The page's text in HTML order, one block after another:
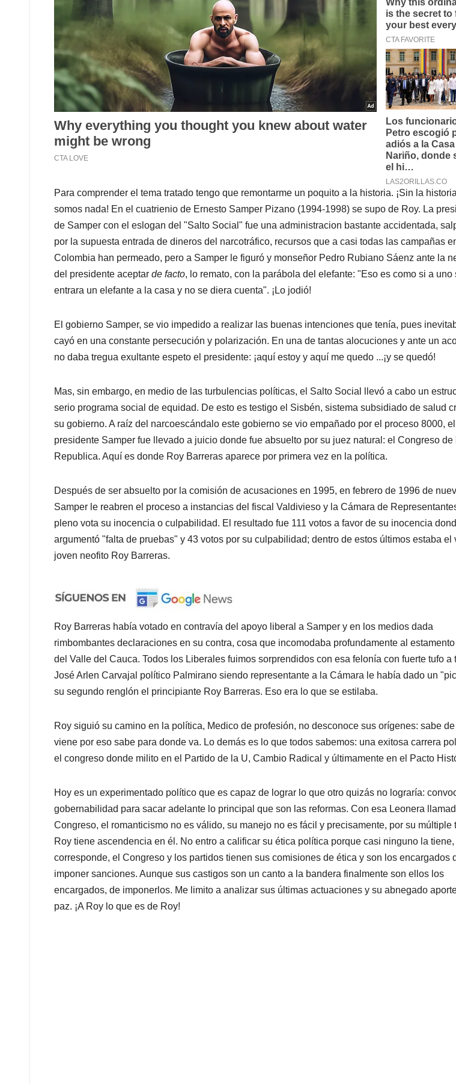
Para comprender el tema tratado tengo que remontarme un poquito a la historia. ¡Sin la
somos nada! En el cuatrienio de Ernesto Samper Pizano (1994-1998) se supo de Roy. La
de Samper con el eslogan del "Salto Social" fue una administracion bastante accidentada,
por la supuesta entrada de dineros del narcotráfico, recursos que a casi todas las campañas
Colombia han permeado, pero a Samper le figuró y monseñor Pedro Rubiano Sáenz ante la
del presidente aceptar de facto, lo remato, con la parábola del elefante: "Eso es como si a uno
entrara un elefante a la casa y no se diera cuenta". ¡Lo jodió!
El gobierno Samper, se vio impedido a realizar las buenas intenciones que tenía, pues
cayó en una constante persecución y polarización. En una de tantas alocuciones y ante un
no daba tregua exultante espeto el presidente: ¡aquí estoy y aquí me quedo ...¡y se quedó!
Mas, sin embargo, en medio de las turbulencias políticas, el Salto Social llevó a cabo un
serio programa social de equidad. De esto es testigo el Sisbén, sistema subsidiado de salud
su gobierno. A raíz del narcoescándalo este gobierno se vio empañado por el proceso 8000, el
presidente Samper fue llevado a juicio donde fue absuelto por su juez natural: el Congreso de
Republica. Aquí es donde Roy Barreras aparece por primera vez en la política.
Después de ser absuelto por la comisión de acusaciones en 1995, en febrero de 1996 de
Samper le reabren el proceso a instancias del fiscal Valdivieso y la Cámara de
pleno vota su inocencia o culpabilidad. El resultado fue 111 votos a favor de su inocencia
argumentó "falta de pruebas" y 43 votos por su culpabilidad; dentro de estos últimos estaba el
joven neofito Roy Barreras.
Roy Barreras había votado en contravía del apoyo liberal a Samper y en los medios dada
rimbombantes declaraciones en su contra, cosa que incomodaba profundamente al estamento
del Valle del Cauca. Todos los Liberales fuimos sorprendidos con esa felonía con fuerte tufo a
José Arlen Carvajal político Palmirano siendo representante a la Cámara le había dado un
su segundo renglón el principiante Roy Barreras. Eso era lo que se estilaba.
Roy siguió su camino en la política, Medico de profesión, no desconoce sus orígenes: sabe
viene por eso sabe para donde va. Lo demás es lo que todos sabemos: una exitosa carrera
el congreso donde milito en el Partido de la U, Cambio Radical y últimamente en el Pacto
Hoy es un experimentado político que es capaz de lograr lo que otro quizás no lograría:
gobernabilidad para sacar adelante lo principal que son las reformas. Con esa Leonera
Congreso, el romanticismo no es válido, su manejo no es fácil y precisamente, por su múltiple
Roy tiene ascendencia en él. No entro a calificar su ética política porque casi ninguno la tiene,
corresponde, el Congreso y los partidos tienen sus comisiones de ética y son los encargados
imponer sanciones. Aunque sus castigos son un canto a la bandera finalmente son ellos los
encargados, de imponerlos. Me limito a analizar sus últimas actuaciones y su abnegado
paz. ¡A Roy lo que es de Roy!